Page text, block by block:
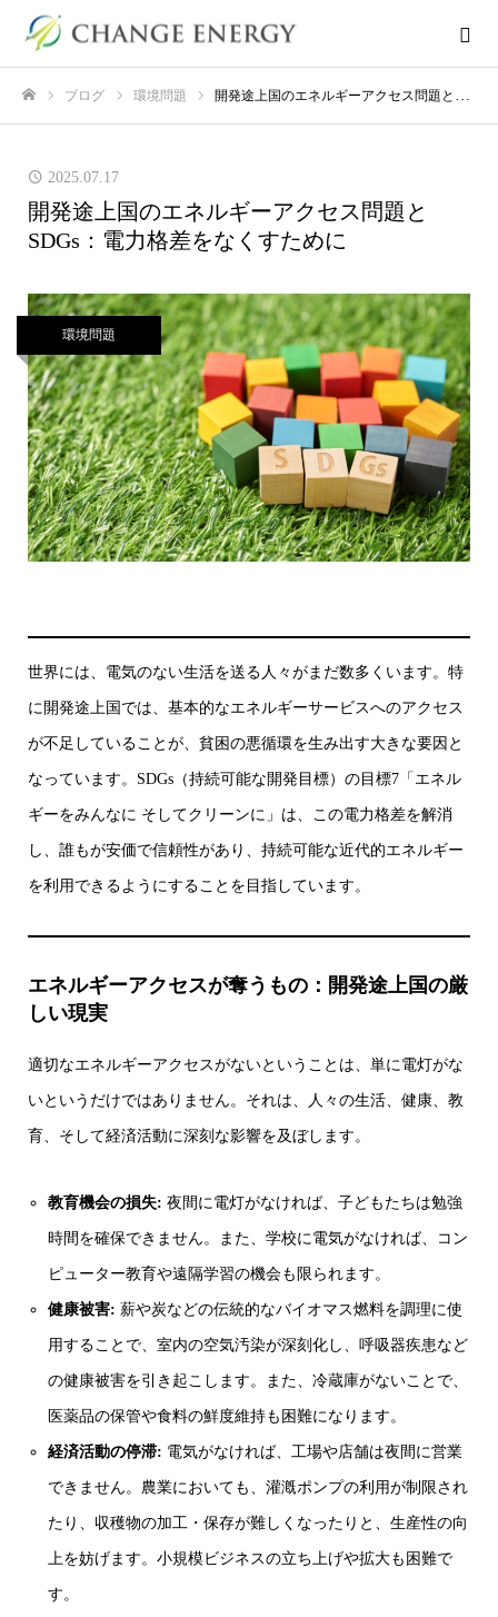
ブログ 環境問題 開発途上国のエネルギーアクセス問題とSDGs：電力格差をなくすために
2025.07.17
開発途上国のエネルギーアクセス問題と
SDGs：電力格差をなくすために
環境問題
世界には、電気のない生活を送る人々がまだ数多くいます。特
に開発途上国では、基本的なエネルギーサービスへのアクセス
が不足していることが、貧困の悪循環を生み出す大きな要因と
なっています。SDGs（持続可能な開発目標）の目標7「エネル
ギーをみんなに そしてクリーンに」は、この電力格差を解消
し、誰もが安価で信頼性があり、持続可能な近代的エネルギー
を利用できるようにすることを目指しています。
エネルギーアクセスが奪うもの：開発途上国の厳
しい現実
適切なエネルギーアクセスがないということは、単に電灯がな
いというだけではありません。それは、人々の生活、健康、教
育、そして経済活動に深刻な影響を及ぼします。
教育機会の損失: 夜間に電灯がなければ、子どもたちは勉強
時間を確保できません。また、学校に電気がなければ、コン
ピューター教育や遠隔学習の機会も限られます。
健康被害: 薪や炭などの伝統的なバイオマス燃料を調理に使
用することで、室内の空気汚染が深刻化し、呼吸器疾患など
の健康被害を引き起こします。また、冷蔵庫がないことで、
医薬品の保管や食料の鮮度維持も困難になります。
経済活動の停滞: 電気がなければ、工場や店舗は夜間に営業
できません。農業においても、灌漑ポンプの利用が制限され
たり、収穫物の加工・保存が難しくなったりと、生産性の向
上を妨げます。小規模ビジネスの立ち上げや拡大も困難で
す。